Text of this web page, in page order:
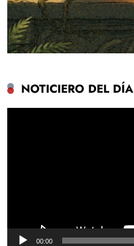
NOTICIERO DEL DÍA
00:00